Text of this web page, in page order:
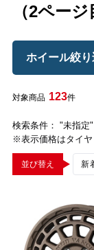
（2ペー
ホイール絞
対象商品 123件
検索条件： "未指定"
※表示価格はタイヤ
並び替え 新